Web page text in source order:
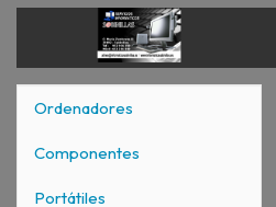
Ordenadores
Componentes
Portátiles